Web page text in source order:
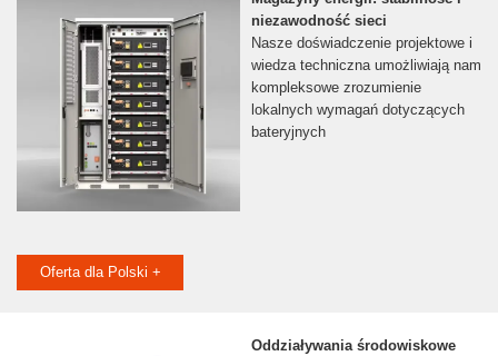
niezawodność sieci
Nasze doświadczenie projektowe i
wiedza techniczna umożliwiają nam
kompleksowe zrozumienie
lokalnych wymagań dotyczących
bateryjnych
Oferta dla Polski +
Oddziaływania środowiskowe